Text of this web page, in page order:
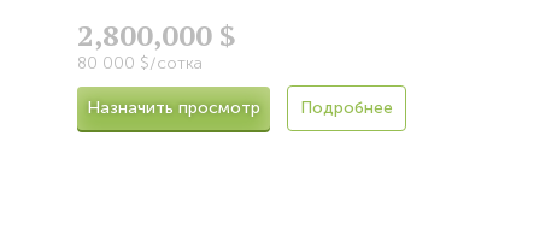
2,800,000 $
80 000 $/сотка
Назначить просмотр Подробнее